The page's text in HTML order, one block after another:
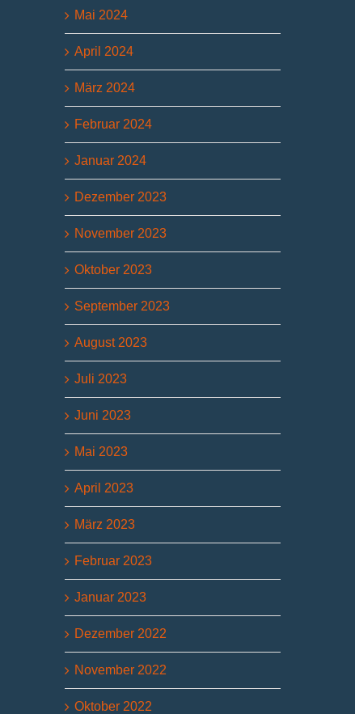
Mai 2024
April 2024
März 2024
Februar 2024
Januar 2024
Dezember 2023
November 2023
Oktober 2023
September 2023
August 2023
Juli 2023
Juni 2023
Mai 2023
April 2023
März 2023
Februar 2023
Januar 2023
Dezember 2022
November 2022
Oktober 2022